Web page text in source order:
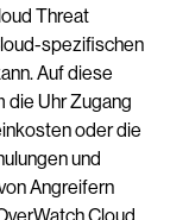
Threat
spezifischen
Auf diese
die Uhr Zugang
oder die
und
Angreifern